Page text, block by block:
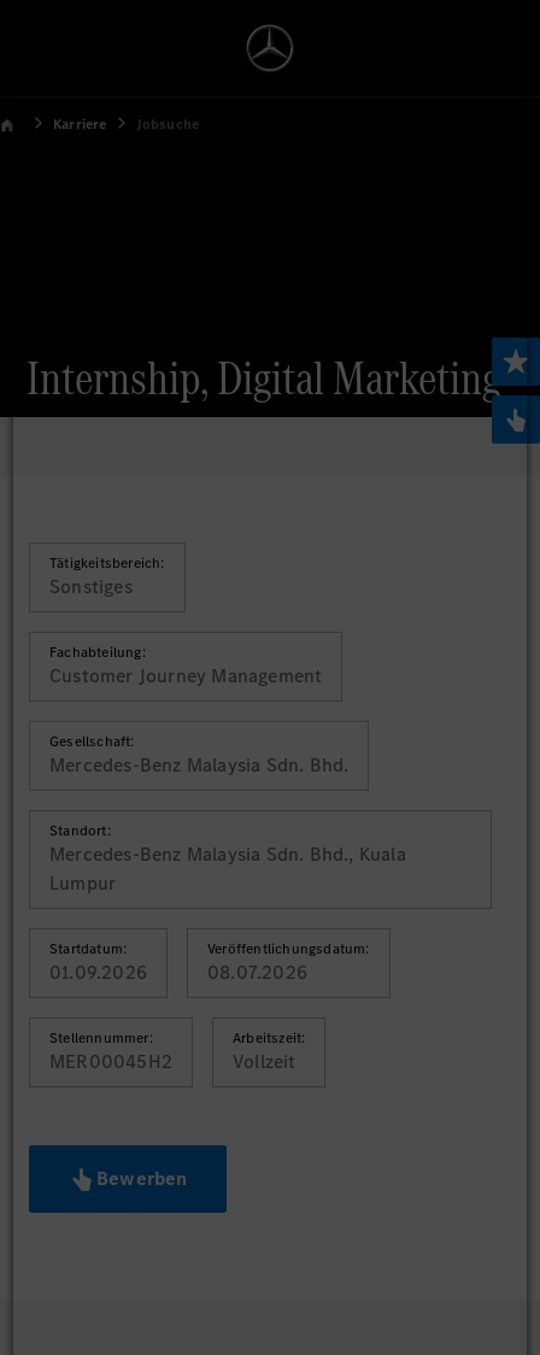
Karriere Jobsuche
Internship, Digital Marketing
Tätigkeitsbereich:
Sonstiges
Fachabteilung:
Customer Journey Management
Gesellschaft:
Mercedes-Benz Malaysia Sdn. Bhd.
Standort:
Mercedes-Benz Malaysia Sdn. Bhd., Kuala
Lumpur
Startdatum:
01.09.2026
Veröffentlichungsdatum:
08.07.2026
Stellennummer:
MER00045H2
Arbeitszeit:
Vollzeit
Bewerben